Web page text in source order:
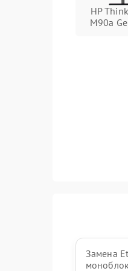
Поломка
HP
M90a
Замена